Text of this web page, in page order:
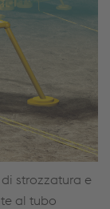
strozzatura e
al tubo